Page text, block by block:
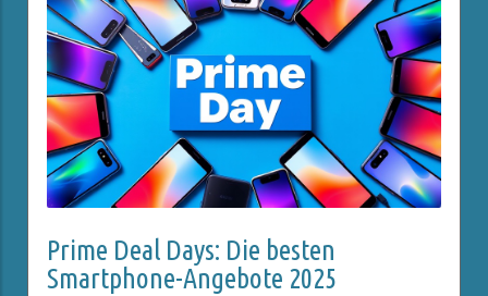
Prime Deal Days: Die besten
Smartphone-Angebote 2025